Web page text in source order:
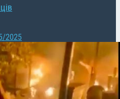
2025